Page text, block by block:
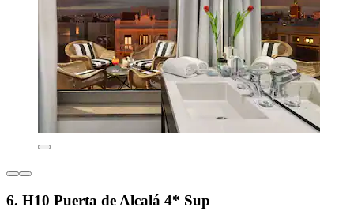
6. H10 Puerta de Alcalá 4* Sup